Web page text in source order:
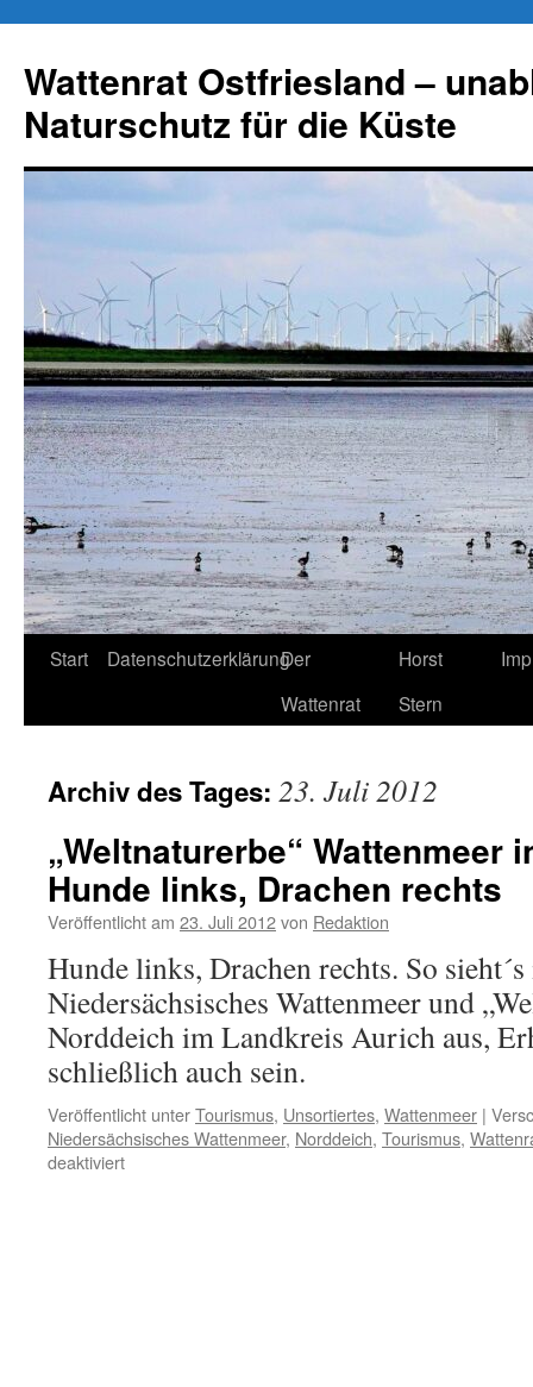
springen
Wattenrat Ostfriesland –
Naturschutz für die Küste
Start DatenschutzerklärungDer
Wattenrat
Horst
Stern
Archiv des Tages: 23. Juli 2012
„Weltnaturerbe“ Wattenmeer
Hunde links, Drachen rechts
Veröffentlicht am 23. Juli 2012von Redaktion
Hunde links, Drachen rechts. So
Niedersächsisches Wattenmeer und
Norddeich im Landkreis Aurich aus,
schließlich auch sein.
Veröffentlicht unterTourismus, Unsortiertes, Wattenmeer |
Niedersächsisches Wattenmeer, Norddeich, Tourismus,
deaktiviertfür